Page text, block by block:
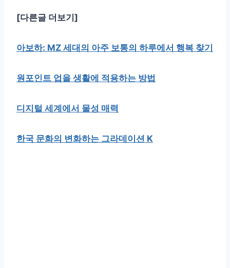
[다른글 더보기]
아보하: MZ 세대의 아주 보통의 하루에서 행복 찾기
원포인트 업을 생활에 적용하는 방법
디지털 세계에서 물성 매력
한국 문화의 변화하는 그라데이션 K